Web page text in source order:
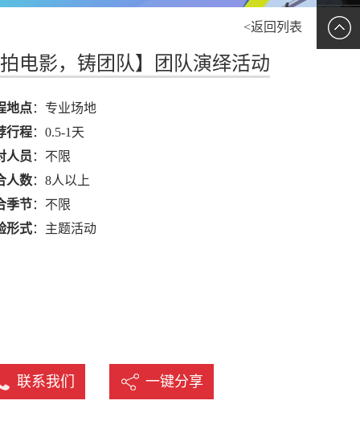
<返回列表
电影，铸团队】团队演绎活动
地点：专业场地
行程：0.5-1天
人员 ：不限
人数：8人以上
季节：不限
形式：主题活动
联系我们 一键分享
留言报